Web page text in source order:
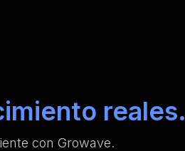
reales.
con Growave.